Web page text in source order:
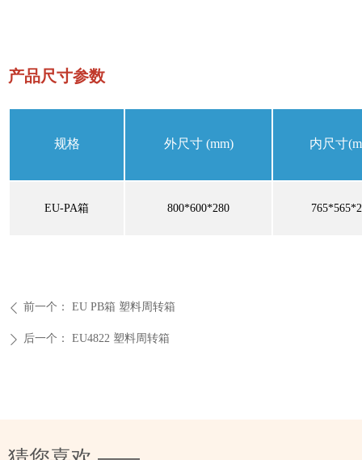
ꄴ 前一个： EU PB箱 塑料周转箱
ꄲ 后一个： EU4822 塑料周转箱
产品尺寸参数
规格 外尺寸 (mm) 内尺寸
EU-PA箱 800*600*280